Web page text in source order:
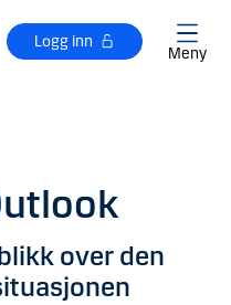
Logg inn
Meny
over den